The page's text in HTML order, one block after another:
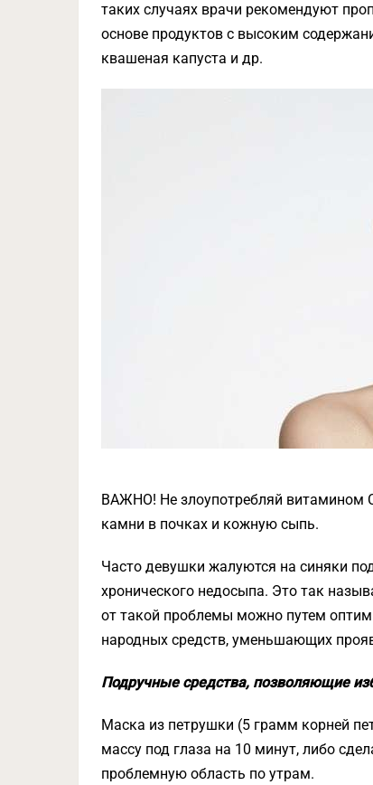
таких случаях врачи рекомендуют
основе продуктов с высоким
квашеная капуста и др.
ВАЖНО! Не злоупотребляй витамином
камни в почках и кожную сыпь.
Часто девушки жалуются на синяки
хронического недосыпа. Это так
от такой проблемы можно путем
народных средств, уменьшающих
Подручные средства, позволяющие
Маска из петрушки (5 грамм корней
массу под глаза на 10 минут, либо
проблемную область по утрам.